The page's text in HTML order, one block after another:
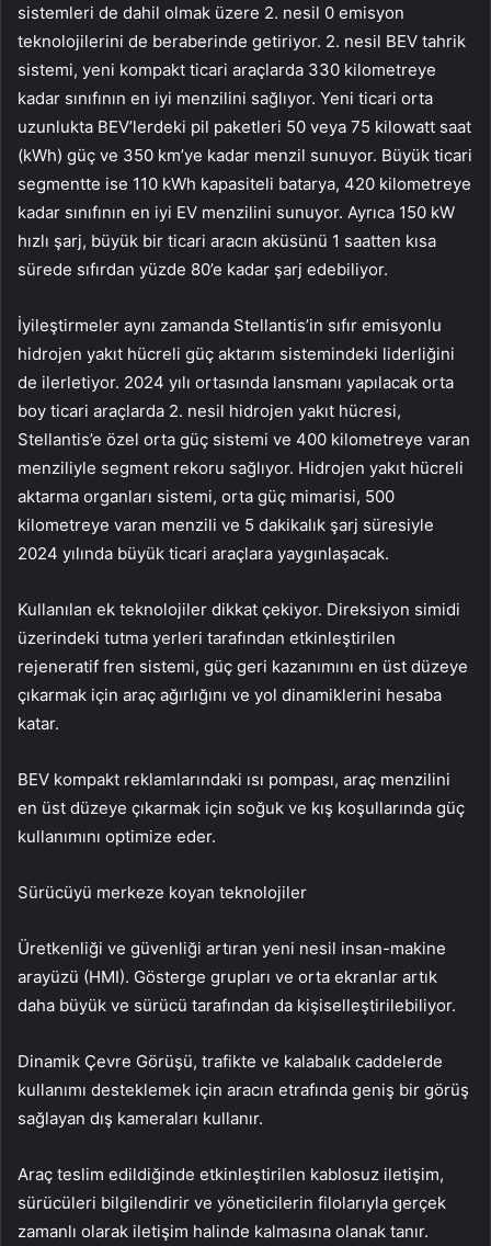
sistemleri de dahil olmak üzere 2. nesil 0 emisyon
teknolojilerini de beraberinde getiriyor. 2. nesil BEV tahrik
sistemi, yeni kompakt ticari araçlarda 330 kilometreye
kadar sınıfının en iyi menzilini sağlıyor. Yeni ticari orta
uzunlukta BEV’lerdeki pil paketleri 50 veya 75 kilowatt saat
(kWh) güç ve 350 km’ye kadar menzil sunuyor. Büyük ticari
segmentte ise 110 kWh kapasiteli batarya, 420 kilometreye
kadar sınıfının en iyi EV menzilini sunuyor. Ayrıca 150 kW
hızlı şarj, büyük bir ticari aracın aküsünü 1 saatten kısa
sürede sıfırdan yüzde 80’e kadar şarj edebiliyor.
İyileştirmeler aynı zamanda Stellantis’in sıfır emisyonlu
hidrojen yakıt hücreli güç aktarım sistemindeki liderliğini
de ilerletiyor. 2024 yılı ortasında lansmanı yapılacak orta
boy ticari araçlarda 2. nesil hidrojen yakıt hücresi,
Stellantis’e özel orta güç sistemi ve 400 kilometreye varan
menziliyle segment rekoru sağlıyor. Hidrojen yakıt hücreli
aktarma organları sistemi, orta güç mimarisi, 500
kilometreye varan menzili ve 5 dakikalık şarj süresiyle
2024 yılında büyük ticari araçlara yaygınlaşacak.
Kullanılan ek teknolojiler dikkat çekiyor. Direksiyon simidi
üzerindeki tutma yerleri tarafından etkinleştirilen
rejeneratif fren sistemi, güç geri kazanımını en üst düzeye
çıkarmak için araç ağırlığını ve yol dinamiklerini hesaba
katar.
BEV kompakt reklamlarındaki ısı pompası, araç menzilini
en üst düzeye çıkarmak için soğuk ve kış koşullarında güç
kullanımını optimize eder.
Sürücüyü merkeze koyan teknolojiler
Üretkenliği ve güvenliği artıran yeni nesil insan-makine
arayüzü (HMI). Gösterge grupları ve orta ekranlar artık
daha büyük ve sürücü tarafından da kişiselleştirilebiliyor.
Dinamik Çevre Görüşü, trafikte ve kalabalık caddelerde
kullanımı desteklemek için aracın etrafında geniş bir görüş
sağlayan dış kameraları kullanır.
Araç teslim edildiğinde etkinleştirilen kablosuz iletişim,
sürücüleri bilgilendirir ve yöneticilerin filolarıyla gerçek
zamanlı olarak iletişim halinde kalmasına olanak tanır.